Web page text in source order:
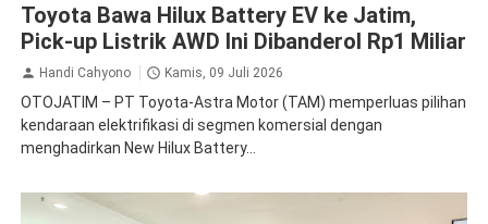
Toyota Bawa Hilux Battery EV ke Jatim,
Pick-up Listrik AWD Ini Dibanderol Rp1 Miliar
Handi Cahyono Kamis, 09 Juli 2026
OTOJATIM – PT Toyota-Astra Motor (TAM) memperluas pilihan
kendaraan elektrifikasi di segmen komersial dengan
menghadirkan New Hilux Battery...